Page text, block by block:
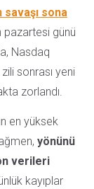
savaşı sona
pazartesi günü
Nasdaq
sonrası yeni
zorlandı.
en yüksek
yönünü
verileri
kayıplar